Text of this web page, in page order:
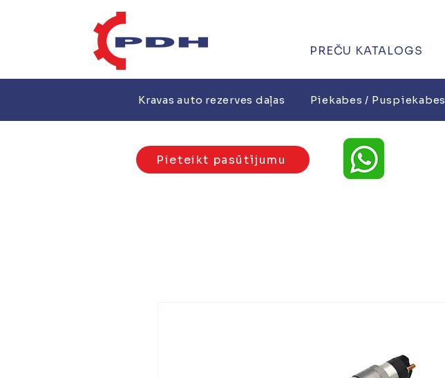
PREČU KATALOGS
Kravas auto rezerves daļas Piekabes / Puspiekabes
Pieteikt pasūtījumu